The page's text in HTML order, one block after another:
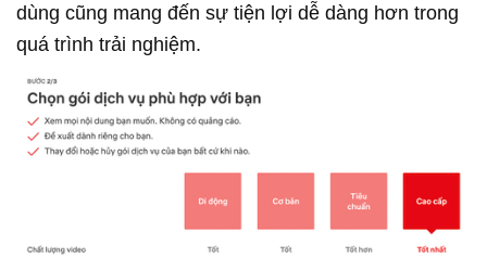
dùng cũng mang đến sự tiện lợi dễ dàng hơn trong
quá trình trải nghiệm.